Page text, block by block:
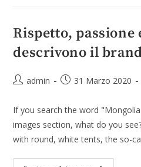
Rispetto, passione
descrivono il
admin 31 Marzo 2020
If you search the word
images section, what do you
with round, white tents, the so-